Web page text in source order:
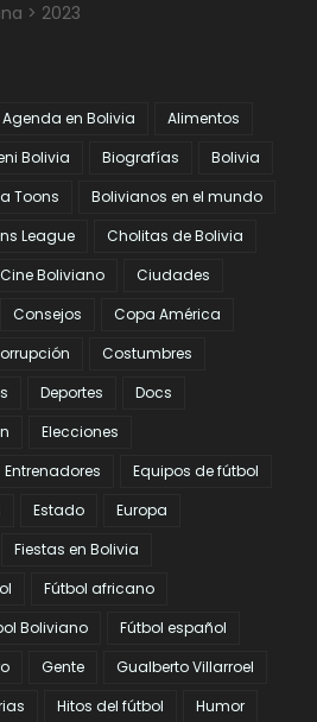
> 2023
Agenda en Bolivia
Alimentos
Bolivia Biografías
Bolivia
Toons
Bolivianos en el mundo
League
Cholitas de Bolivia
Cine Boliviano
Ciudades
Consejos
Copa América
Costumbres
Deportes
Docs
Elecciones
Entrenadores
Equipos de fútbol
Estado
Europa
Fiestas en Bolivia
Fútbol africano
Boliviano
Fútbol español
Gente
Gualberto Villarroel
Hitos del fútbol
Humor